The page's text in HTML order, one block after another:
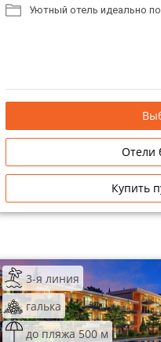
Уютный отель идеально
Отели
Купить
3-я линия
галька
до пляжа 500 м